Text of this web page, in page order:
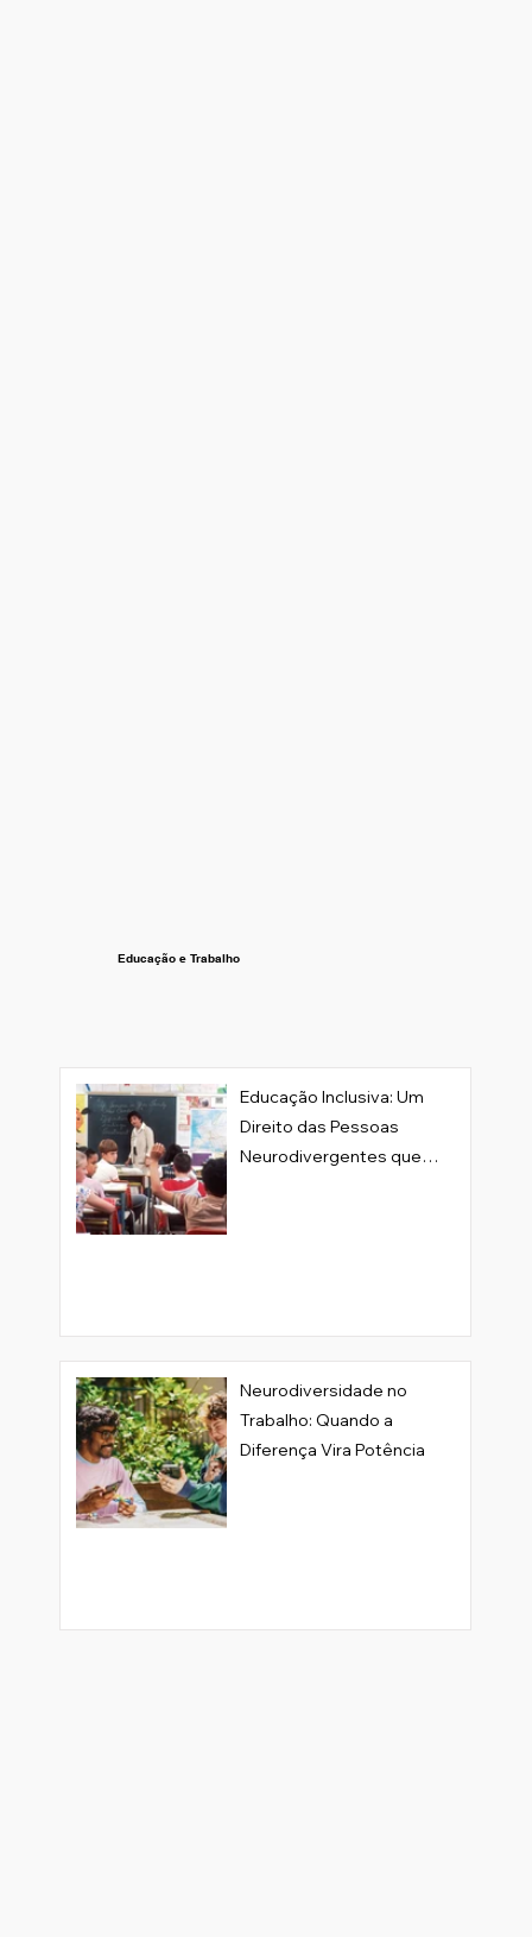
Educação e Trabalho
Educação Inclusiva: Um
Direito das Pessoas
Neurodivergentes que
Neurodiversidade no
Trabalho: Quando a
Diferença Vira Potência